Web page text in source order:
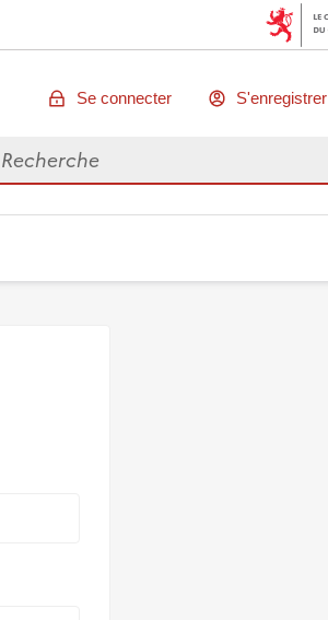
Se connecter S'enregistrer
des données